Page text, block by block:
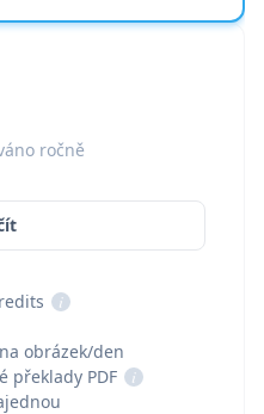
ročně
i
obrázek/den
překlady PDF
i